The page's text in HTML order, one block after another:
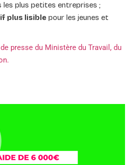
les plus petites entreprises ;
plus lisible pour les jeunes et
presse du Ministère du Travail, du